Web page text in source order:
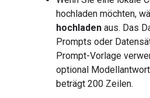
hochladen möchten,
hochladen aus. Das
Prompts oder
Prompt-Vorlage
optional
beträgt 200 Zeilen.